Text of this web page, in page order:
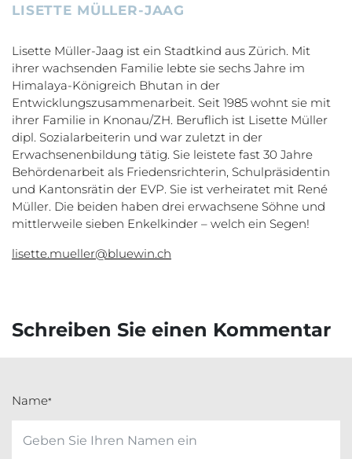
LISETTE MÜLLER-JAAG
Lisette Müller-Jaag ist ein Stadtkind aus Zürich. Mit
ihrer wachsenden Familie lebte sie sechs Jahre im
Himalaya-Königreich Bhutan in der
Entwicklungszusammenarbeit. Seit 1985 wohnt sie mit
ihrer Familie in Knonau/ZH. Beruflich ist Lisette Müller
dipl. Sozialarbeiterin und war zuletzt in der
Erwachsenenbildung tätig. Sie leistete fast 30 Jahre
Behördenarbeit als Friedensrichterin, Schulpräsidentin
und Kantonsrätin der EVP. Sie ist verheiratet mit René
Müller. Die beiden haben drei erwachsene Söhne und
mittlerweile sieben Enkelkinder – welch ein Segen!
lisette.mueller@bluewin.ch
Schreiben Sie einen Kommentar
Name*